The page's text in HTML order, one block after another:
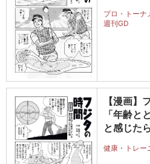
プロ・トーナ
週刊GD
【漫画
「年齢と
と感じた
健康・トレー